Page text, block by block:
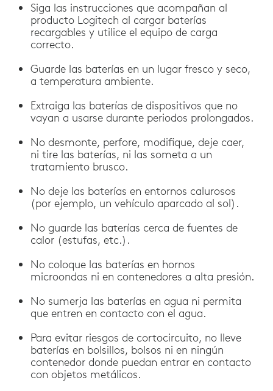
Siga las instrucciones que acompañan al
producto Logitech al cargar baterías
recargables y utilice el equipo de carga
correcto.
Guarde las baterías en un lugar fresco y seco,
a temperatura ambiente.
Extraiga las baterías de dispositivos que no
vayan a usarse durante periodos prolongados.
No desmonte, perfore, modifique, deje caer,
ni tire las baterías, ni las someta a un
tratamiento brusco.
No deje las baterías en entornos calurosos
(por ejemplo, un vehículo aparcado al sol).
No guarde las baterías cerca de fuentes de
calor (estufas, etc.).
No coloque las baterías en hornos
microondas ni en contenedores a alta presión.
No sumerja las baterías en agua ni permita
que entren en contacto con el agua.
Para evitar riesgos de cortocircuito, no lleve
baterías en bolsillos, bolsos ni en ningún
contenedor donde puedan entrar en contacto
con objetos metálicos.